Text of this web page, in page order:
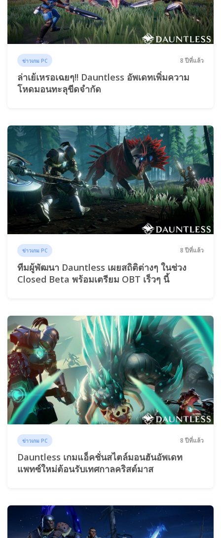
ข่าวเกม PC 8 ปีที่แล้ว
ล่าเย้เหรอเฉยๆ!! Dauntless อัพเดทเพิ่มความ
โหดมอนทะลุขีดจำกัด
ข่าวเกม PC 8 ปีที่แล้ว
ทีมผู้พัฒนา Dauntless เผยสถิติต่างๆ ในช่วง
Closed Beta พร้อมเตรียม OBT เร็วๆ นี้
ข่าวเกม PC 8 ปีที่แล้ว
Dauntless เกมแอ็คชั่นสไตล์มอนฮันอัพเดท
แพทซ์ใหม่ต้อนรับเทศกาลคริสต์มาส